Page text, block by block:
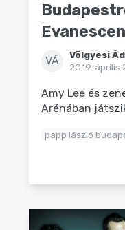
VÁ
Völgyesi
2019. április
Amy Lee és
Arénában
papp lászló